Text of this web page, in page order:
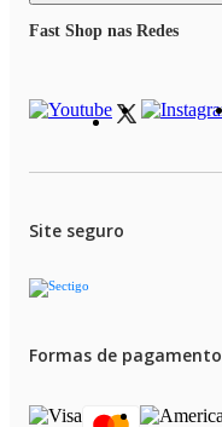
Fast Shop nas Redes
Site seguro
Formas de pagamento